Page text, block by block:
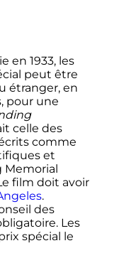
en 1933, les
peut être
étranger, en
pour une
celle des
comme
et
Memorial
film doit avoir
.
des
Les
spécial le